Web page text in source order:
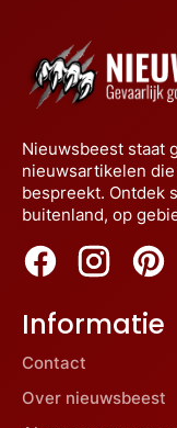
Nieuwsbeest staat
nieuwsartikelen
bespreekt. Ontdek
buitenland, op
Informatie
Contact
Over nieuwsbeest